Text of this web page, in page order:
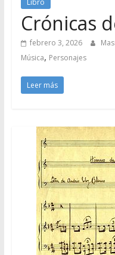
Crónicas
febrero 3, 2026
Música, Personajes
Leer más